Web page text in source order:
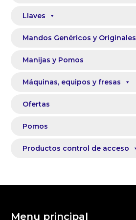
Llaves
Mandos Genéricos y Originales
Manijas y Pomos
Máquinas, equipos y fresas
Ofertas
Pomos
Productos control de acceso
Menu principal